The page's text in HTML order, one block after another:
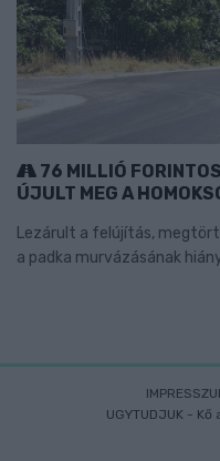
76 MILLIÓ
ÚJULT MEG A
Lezárult a felújítás,
a padka murvázásának
UGYTUDJUK -